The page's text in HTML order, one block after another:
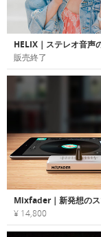
販売終了
¥ 14,800